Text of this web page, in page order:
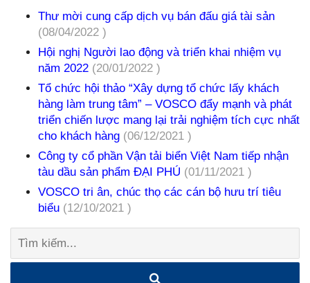
Thư mời cung cấp dịch vụ bán đấu giá tài sản
(08/04/2022 )
Hội nghị Người lao động và triển khai nhiệm vụ
năm 2022 (20/01/2022 )
Tổ chức hội thảo “Xây dựng tổ chức lấy khách
hàng làm trung tâm” – VOSCO đẩy mạnh và phát
triển chiến lược mang lại trải nghiệm tích cực nhất
cho khách hàng (06/12/2021 )
Công ty cổ phần Vận tải biển Việt Nam tiếp nhận
tàu dầu sản phẩm ĐẠI PHÚ (01/11/2021 )
VOSCO tri ân, chúc thọ các cán bộ hưu trí tiêu
biểu (12/10/2021 )
Tìm
kiếm: